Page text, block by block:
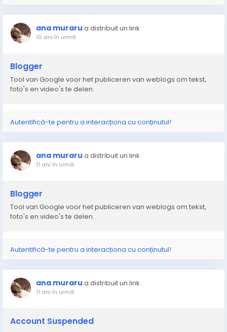
ana muraru a distribuit un link
10 ani în urmă
Blogger
Tool van Google voor het publiceren van weblogs om tekst,
foto's en video's te delen.
Autentifică-te pentru a interacționa cu conținutul!
ana muraru a distribuit un link
11 ani în urmă
Blogger
Tool van Google voor het publiceren van weblogs om tekst,
foto's en video's te delen.
Autentifică-te pentru a interacționa cu conținutul!
ana muraru a distribuit un link
11 ani în urmă
Account Suspended